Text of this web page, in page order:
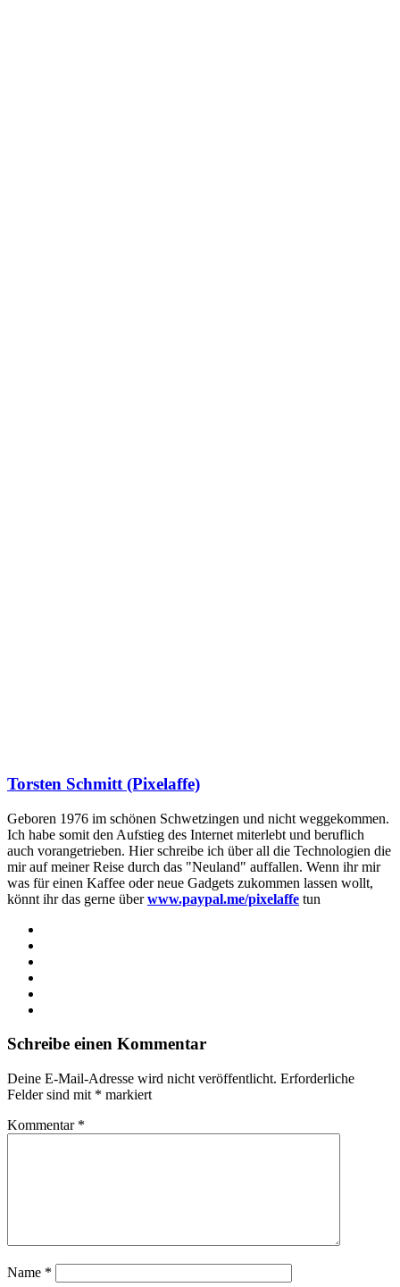
Torsten Schmitt (Pixelaffe)
Geboren 1976 im schönen Schwetzingen und nicht weggekommen.
Ich habe somit den Aufstieg des Internet miterlebt und beruflich
auch vorangetrieben. Hier schreibe ich über all die Technologien die
mir auf meiner Reise durch das "Neuland" auffallen. Wenn ihr mir
was für einen Kaffee oder neue Gadgets zukommen lassen wollt,
könnt ihr das gerne überwww.paypal.me/pixelaffe tun
Schreibe einen Kommentar
Deine E-Mail-Adresse wird nicht veröffentlicht. Erforderliche
Felder sind mit * markiert
Kommentar *
Name *